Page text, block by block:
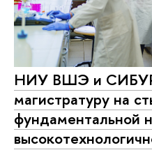
НИУ ВШЭ и СИБУР
магистратуру на
фундаментальной